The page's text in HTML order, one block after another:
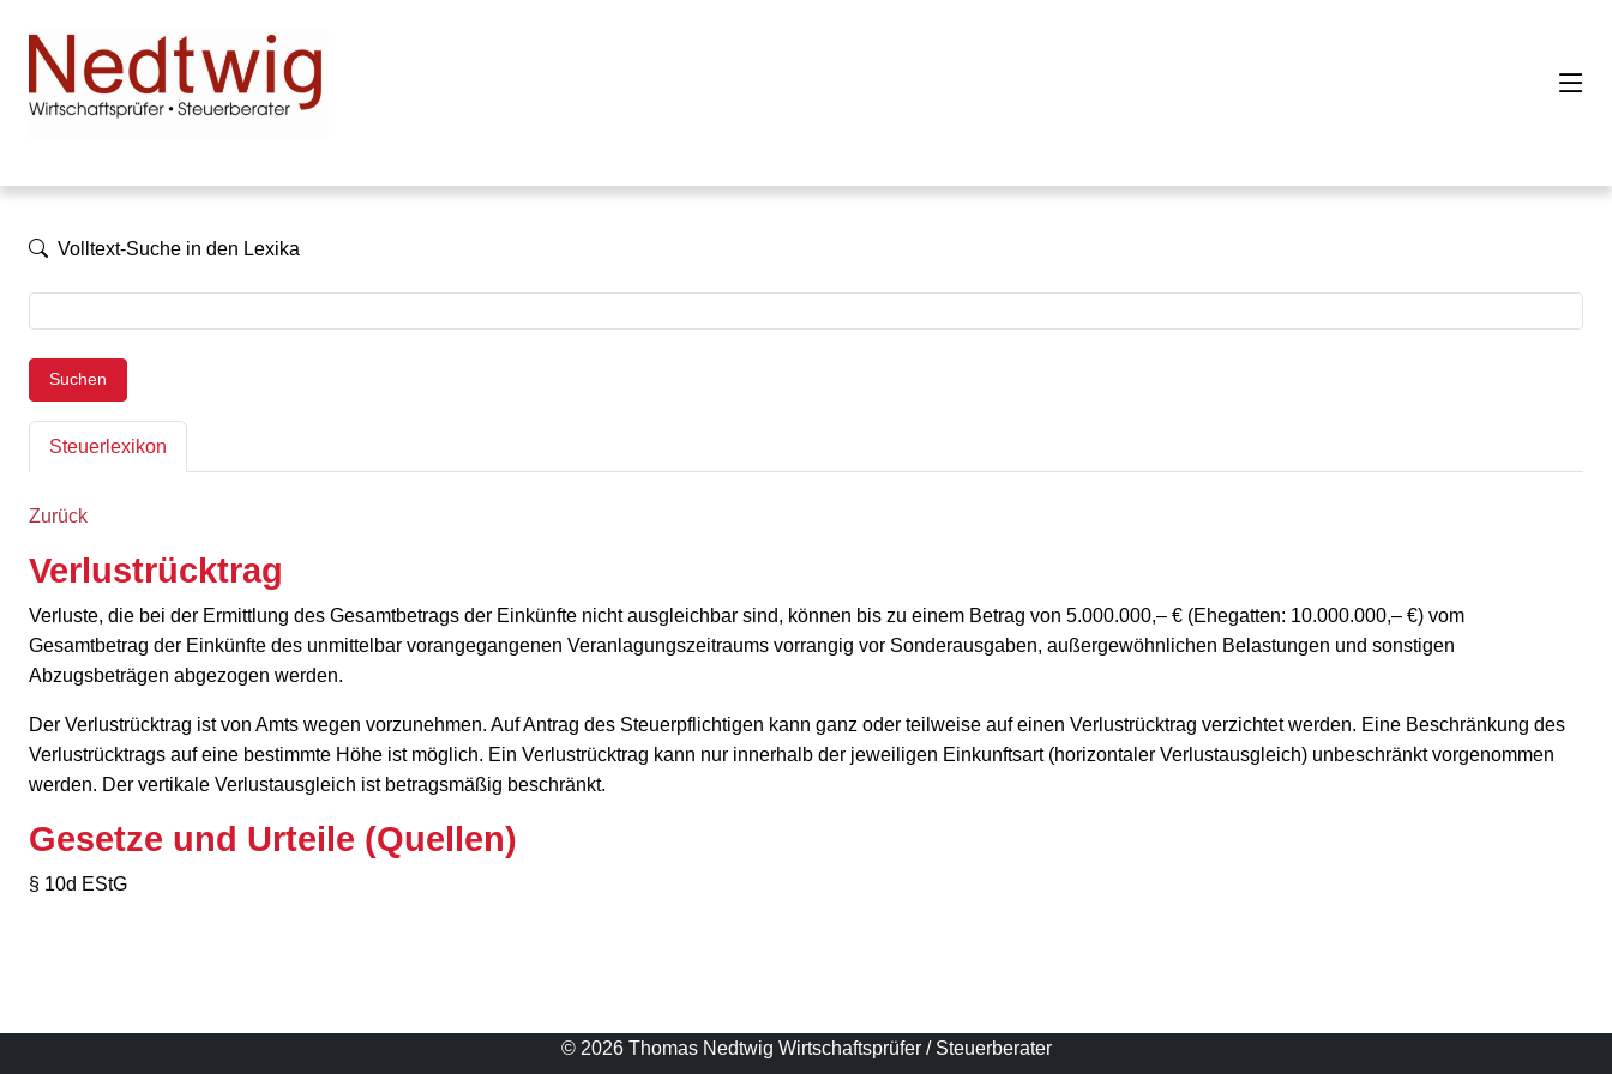
Volltext-Suche in den Lexika
Suchen
Steuerlexikon
Zurück
Verlustrücktrag
Verluste, die bei der Ermittlung des Gesamtbetrags der Einkünfte nicht ausgleichbar sind, können bis zu einem Betrag von 5.000.000,– € (Ehegatten: 10.000.000,– €) vom
Gesamtbetrag der Einkünfte des unmittelbar vorangegangenen Veranlagungszeitraums vorrangig vor Sonderausgaben, außergewöhnlichen Belastungen und sonstigen
Abzugsbeträgen abgezogen werden.
Der Verlustrücktrag ist von Amts wegen vorzunehmen. Auf Antrag des Steuerpflichtigen kann ganz oder teilweise auf einen Verlustrücktrag verzichtet werden. Eine Beschränkung des
Verlustrücktrags auf eine bestimmte Höhe ist möglich. Ein Verlustrücktrag kann nur innerhalb der jeweiligen Einkunftsart (horizontaler Verlustausgleich) unbeschränkt vorgenommen
werden. Der vertikale Verlustausgleich ist betragsmäßig beschränkt.
Gesetze und Urteile (Quellen)
§ 10d EStG
© 2026 Thomas Nedtwig Wirtschaftsprüfer / Steuerberater